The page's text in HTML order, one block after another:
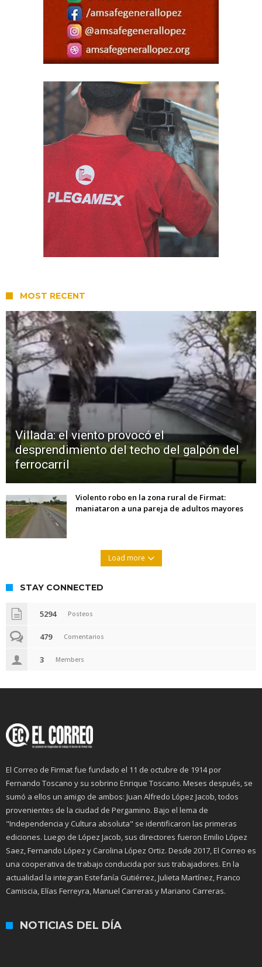
MOST RECENT
Villada: el viento provocó el
desprendimiento del techo del galpón del
ferrocarril
Violento robo en la zona rural de Firmat:
maniataron a una pareja de adultos mayores
Load more
STAY CONNECTED
5294 Posteos
479 Comentarios
3 Members
El Correo de Firmat fue fundado el 11 de octubre de 1914 por
Fernando Toscano y su sobrino Enrique Toscano. Meses después, se
sumó a ellos un amigo de ambos: Juan Alfredo López Jacob, todos
provenientes de la ciudad de Pergamino. Bajo el lema de
"Independencia y Cultura absoluta" se identificaron las primeras
ediciones. Luego de López Jacob, sus directores fueron Emilio López
Saez, Fernando López y Carolina López Ortiz. Desde 2017, El Correo es
una cooperativa de trabajo conducida por sus trabajadores. En la
actualidad la integran Estefanía Gutiérrez, Julieta Martínez, Franco
Camiscia, Elías Ferreyra, Manuel Carreras y Mariano Carreras.
NOTICIAS DEL DÍA